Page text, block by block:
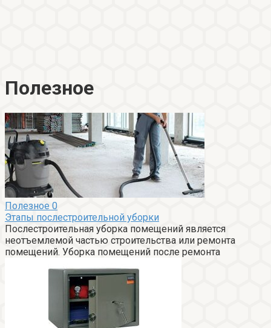
Полезное
Полезное 0
Этапы послестроительной уборки
Послестроительная уборка помещений является
неотъемлемой частью строительства или ремонта
помещений. Уборка помещений после ремонта